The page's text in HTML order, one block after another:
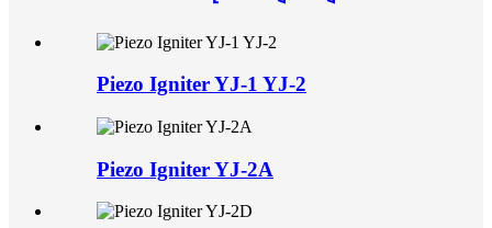
Piezo Igniter YJ-1 YJ-2
Piezo Igniter YJ-2A